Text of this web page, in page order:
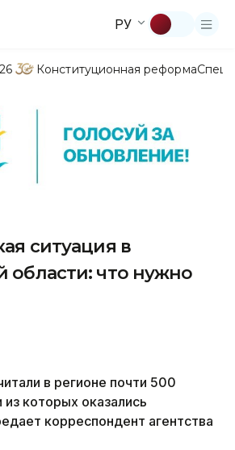
РУ
Конституционная реформа
ситуация в
что нужно
в регионе почти 500
которых оказались
корреспондент агентства